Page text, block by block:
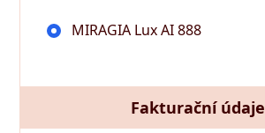
MIRAGIA Lux AI 888
Fakturační údaje